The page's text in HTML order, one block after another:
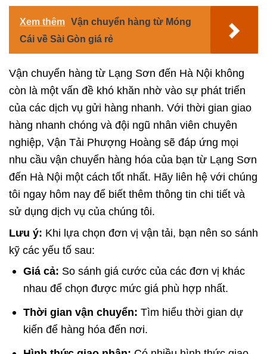
Xem thêm Vận chuyển hàng từ Móng
Cái về Sài Gòn giá rẻ
Vận chuyển hàng từ Lạng Sơn đến Hà Nội không
còn là một vấn đề khó khăn nhờ vào sự phát triển
của các dịch vụ gửi hàng nhanh. Với thời gian giao
hàng nhanh chóng và đội ngũ nhân viên chuyên
nghiệp, Vận Tải Phượng Hoàng sẽ đáp ứng mọi
nhu cầu vận chuyển hàng hóa của bạn từ Lạng Sơn
đến Hà Nội một cách tốt nhất. Hãy liên hệ với chúng
tôi ngay hôm nay để biết thêm thông tin chi tiết và
sử dụng dịch vụ của chúng tôi.
Lưu ý: Khi lựa chọn đơn vị vận tải, bạn nên so sánh
kỹ các yếu tố sau:
Giá cả: So sánh giá cước của các đơn vị khác
nhau để chọn được mức giá phù hợp nhất.
Thời gian vận chuyển: Tìm hiểu thời gian dự
kiến để hàng hóa đến nơi.